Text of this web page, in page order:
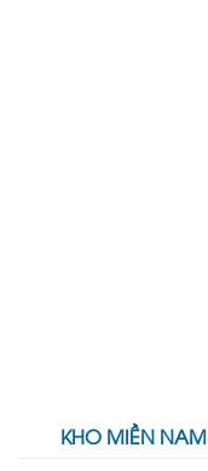
KHO MIỀN NAM